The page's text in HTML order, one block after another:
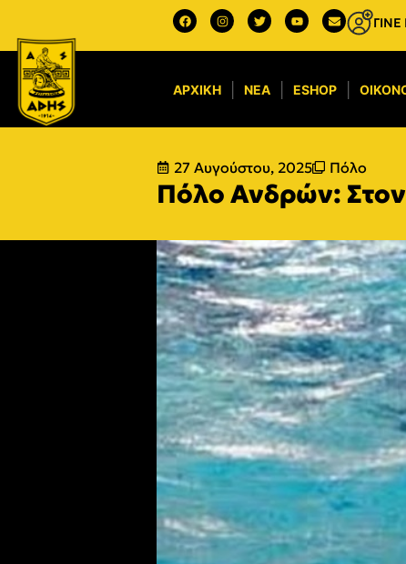
ΑΡΧΙΚΉ ΝΈΑ ESHOP
27 Αυγούστου, 2025 Πόλο
Πόλο Ανδρών: